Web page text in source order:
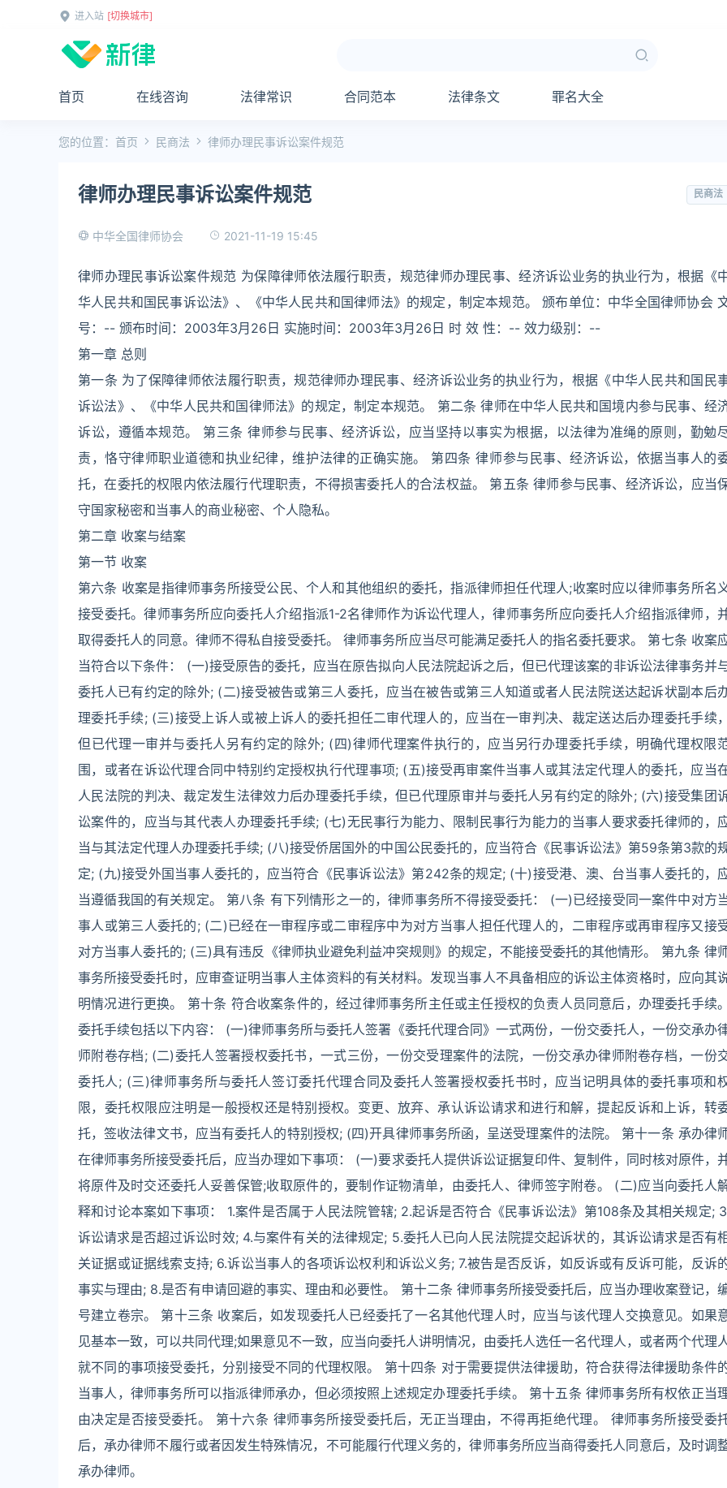
进入站 [切换城市]
首页 在线咨询 法律常识 合同范本 法律条文 罪名大全
您的位置： 首页 民商法 律师办理民事诉讼案件规范
律师办理民事诉讼案件规范 民商法
中华全国律师协会 2021-11-19 15:45
律师办理民事诉讼案件规范 为保障律师依法履行职责，规范律师办理民事、经济诉讼业务的执业行为，根据《
华人民共和国民事诉讼法》、《中华人民共和国律师法》的规定，制定本规范。 颁布单位：中华全国律师协会
号：-- 颁布时间：2003年3月26日 实施时间：2003年3月26日 时 效 性：-- 效力级别：--
第一章 总则
第一条 为了保障律师依法履行职责，规范律师办理民事、经济诉讼业务的执业行为，根据《中华人民共和国民
诉讼法》、《中华人民共和国律师法》的规定，制定本规范。 第二条 律师在中华人民共和国境内参与民事、经
诉讼，遵循本规范。 第三条 律师参与民事、经济诉讼，应当坚持以事实为根据，以法律为准绳的原则，勤勉
责，恪守律师职业道德和执业纪律，维护法律的正确实施。 第四条 律师参与民事、经济诉讼，依据当事人的
托，在委托的权限内依法履行代理职责，不得损害委托人的合法权益。 第五条 律师参与民事、经济诉讼，应当
守国家秘密和当事人的商业秘密、个人隐私。
第二章 收案与结案
第一节 收案
第六条 收案是指律师事务所接受公民、个人和其他组织的委托，指派律师担任代理人;收案时应以律师事务所名
接受委托。律师事务所应向委托人介绍指派1-2名律师作为诉讼代理人，律师事务所应向委托人介绍指派律师，
取得委托人的同意。律师不得私自接受委托。 律师事务所应当尽可能满足委托人的指名委托要求。 第七条 收案
当符合以下条件： (一)接受原告的委托，应当在原告拟向人民法院起诉之后，但已代理该案的非诉讼法律事务并
委托人已有约定的除外; (二)接受被告或第三人委托，应当在被告或第三人知道或者人民法院送达起诉状副本后
理委托手续; (三)接受上诉人或被上诉人的委托担任二审代理人的，应当在一审判决、裁定送达后办理委托手续，
但已代理一审并与委托人另有约定的除外; (四)律师代理案件执行的，应当另行办理委托手续，明确代理权限
围，或者在诉讼代理合同中特别约定授权执行代理事项; (五)接受再审案件当事人或其法定代理人的委托，应当
人民法院的判决、裁定发生法律效力后办理委托手续，但已代理原审并与委托人另有约定的除外; (六)接受集团
讼案件的，应当与其代表人办理委托手续; (七)无民事行为能力、限制民事行为能力的当事人要求委托律师的，
当与其法定代理人办理委托手续; (八)接受侨居国外的中国公民委托的，应当符合《民事诉讼法》第59条第3款的
定; (九)接受外国当事人委托的，应当符合《民事诉讼法》第242条的规定; (十)接受港、澳、台当事人委托的，
当遵循我国的有关规定。 第八条 有下列情形之一的，律师事务所不得接受委托： (一)已经接受同一案件中对方
事人或第三人委托的; (二)已经在一审程序或二审程序中为对方当事人担任代理人的，二审程序或再审程序又接
对方当事人委托的; (三)具有违反《律师执业避免利益冲突规则》的规定，不能接受委托的其他情形。 第九条 律
事务所接受委托时，应审查证明当事人主体资料的有关材料。发现当事人不具备相应的诉讼主体资格时，应向其
明情况进行更换。 第十条 符合收案条件的，经过律师事务所主任或主任授权的负责人员同意后，办理委托手续。
委托手续包括以下内容： (一)律师事务所与委托人签署《委托代理合同》一式两份，一份交委托人，一份交承办
师附卷存档; (二)委托人签署授权委托书，一式三份，一份交受理案件的法院，一份交承办律师附卷存档，一份
委托人; (三)律师事务所与委托人签订委托代理合同及委托人签署授权委托书时，应当记明具体的委托事项和
限，委托权限应注明是一般授权还是特别授权。变更、放弃、承认诉讼请求和进行和解，提起反诉和上诉，转
托，签收法律文书，应当有委托人的特别授权; (四)开具律师事务所函，呈送受理案件的法院。 第十一条 承办律
在律师事务所接受委托后，应当办理如下事项： (一)要求委托人提供诉讼证据复印件、复制件，同时核对原件，
将原件及时交还委托人妥善保管;收取原件的，要制作证物清单，由委托人、律师签字附卷。 (二)应当向委托人
释和讨论本案如下事项： 1.案件是否属于人民法院管辖; 2.起诉是否符合《民事诉讼法》第108条及其相关规定;
诉讼请求是否超过诉讼时效; 4.与案件有关的法律规定; 5.委托人已向人民法院提交起诉状的，其诉讼请求是否有
关证据或证据线索支持; 6.诉讼当事人的各项诉讼权利和诉讼义务; 7.被告是否反诉，如反诉或有反诉可能，反诉
事实与理由; 8.是否有申请回避的事实、理由和必要性。 第十二条 律师事务所接受委托后，应当办理收案登记，
号建立卷宗。 第十三条 收案后，如发现委托人已经委托了一名其他代理人时，应当与该代理人交换意见。如果
见基本一致，可以共同代理;如果意见不一致，应当向委托人讲明情况，由委托人选任一名代理人，或者两个代理
就不同的事项接受委托，分别接受不同的代理权限。 第十四条 对于需要提供法律援助，符合获得法律援助条件
当事人，律师事务所可以指派律师承办，但必须按照上述规定办理委托手续。 第十五条 律师事务所有权依正当
由决定是否接受委托。 第十六条 律师事务所接受委托后，无正当理由，不得再拒绝代理。 律师事务所接受委
后，承办律师不履行或者因发生特殊情况，不可能履行代理义务的，律师事务所应当商得委托人同意后，及时调
承办律师。